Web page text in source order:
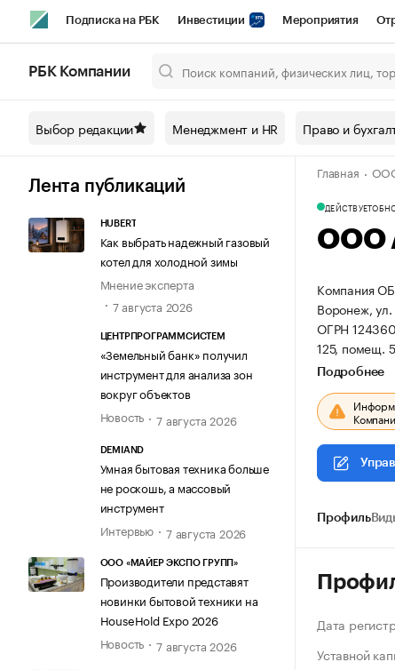
Подписка на РБК Инвестиции Мероприятия
Спецпроекты СПб Конференции СПб Спецпроекты
Технологии и медиа Рынок наличной
РБК Компании
Выбор редакции Менеджмент и HR Право и
Лента публикаций
HUBERT
Как выбрать надежный газовый
котел для холодной зимы
Мнение эксперта
7 августа 2026
ЦЕНТРПРОГРАММСИСТЕМ
«Земельный банк» получил
инструмент для анализа зон
вокруг объектов
Новость
7 августа 2026
DEMIAND
Умная бытовая техника больше
не роскошь, а массовый
инструмент
Интервью
7 августа 2026
ООО «МАЙЕР ЭКСПО ГРУПП»
Производители представят
новинки бытовой техники на
HouseHold Expo 2026
Новость
7 августа 2026
Главная
ДЕЙСТВУЕТ
ООО
Компания
Воронеж,
ОГРН
125, помещ.
Подробнее
Профиль
Дата
Уставной